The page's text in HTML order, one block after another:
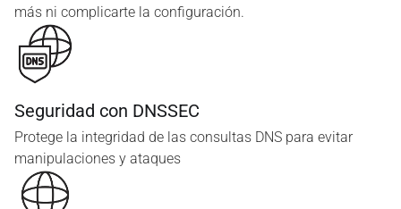
más ni complicarte la configuración.
Seguridad con DNSSEC
Protege la integridad de las consultas DNS para evitar
manipulaciones y ataques